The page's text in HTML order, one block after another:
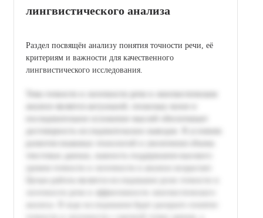
лингвистического анализа
Раздел посвящён анализу понятия точности речи, её
критериям и важности для качественного
лингвистического исследования.